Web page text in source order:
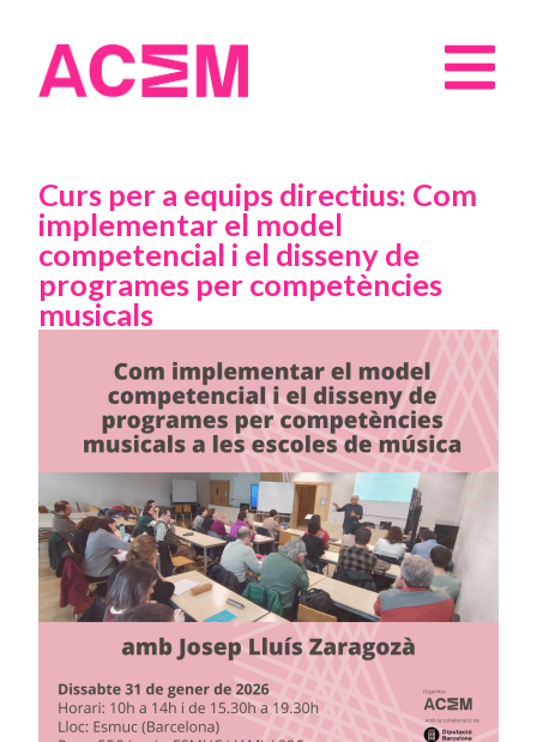
Curs per a equips directius: Com
implementar el model
competencial i el disseny de
programes per competències
musicals